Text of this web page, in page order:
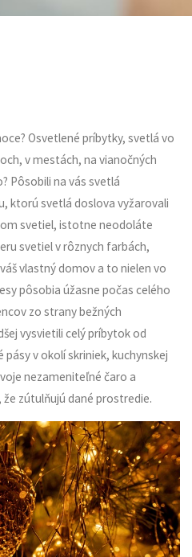
Osvetlené príbytky, svetlá vo
v mestách, na vianočných
Pôsobili na vás svetlá
ktorú svetlá doslova vyžarovali
svetiel, istotne neodoláte
svetiel v rôznych farbách,
vlastný domov a to nielen vo
pôsobia úžasne počas celého
zo strany bežných
vysvietili celý príbytok od
v okolí skriniek, kuchynskej
nezameniteľné čaro a
zútulňujú dané prostredie.